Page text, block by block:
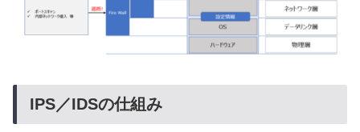
IPS／IDSの仕組み